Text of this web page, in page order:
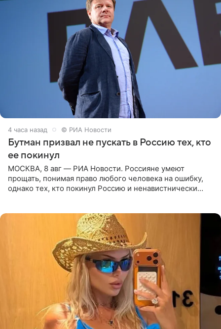
4 часа назад © РИА Новости
Бутман призвал не пускать в Россию тех, кто
ее покинул
МОСКВА, 8 авг — РИА Новости. Россияне умеют
прощать, понимая право любого человека на ошибку,
однако тех, кто покинул Россию и ненавистнически